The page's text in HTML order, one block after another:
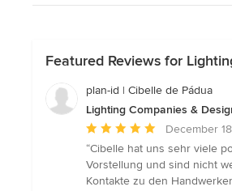
Featured Reviews for
plan-id | Cibelle de Pádua
Lighting Companies &
Average
rating:
5
out
December
“Cibelle hat uns sehr viele
Vorstellung und sind nicht
Kontakte zu den